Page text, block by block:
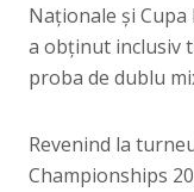
Naționale și
a obținut inclusiv
proba de dublu
Revenind la
Championships